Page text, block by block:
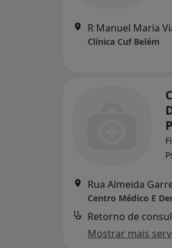
R Manuel Maria
Clínica Cuf Belém
Rua Almeida
Centro Médico E
Retorno de
Mostrar mais